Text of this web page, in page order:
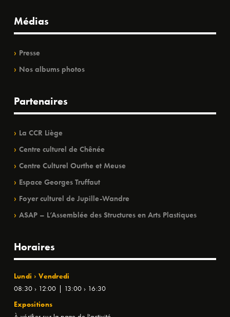
Médias
Presse
Nos albums photos
Partenaires
La CCR Liège
Centre culturel de Chênée
Centre Culturel Ourthe et Meuse
Espace Georges Truffaut
Foyer culturel de Jupille-Wandre
ASAP – L’Assemblée des Structures en Arts Plastiques
Horaires
Lundi › Vendredi
08:30 › 12:00 | 13:00 › 16:30
Expositions